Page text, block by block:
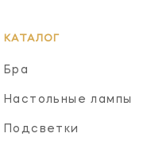
КАТАЛОГ
Бра
Настольные лампы
Подсветки